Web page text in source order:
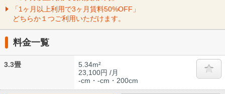
「1ヶ月以上利用で3ヶ月賃料50%OFF」
どちらか１つご利用いただけます。
料金一覧
3.3畳
5.34m²
23,100円 /月
-cm・-cm・200cm